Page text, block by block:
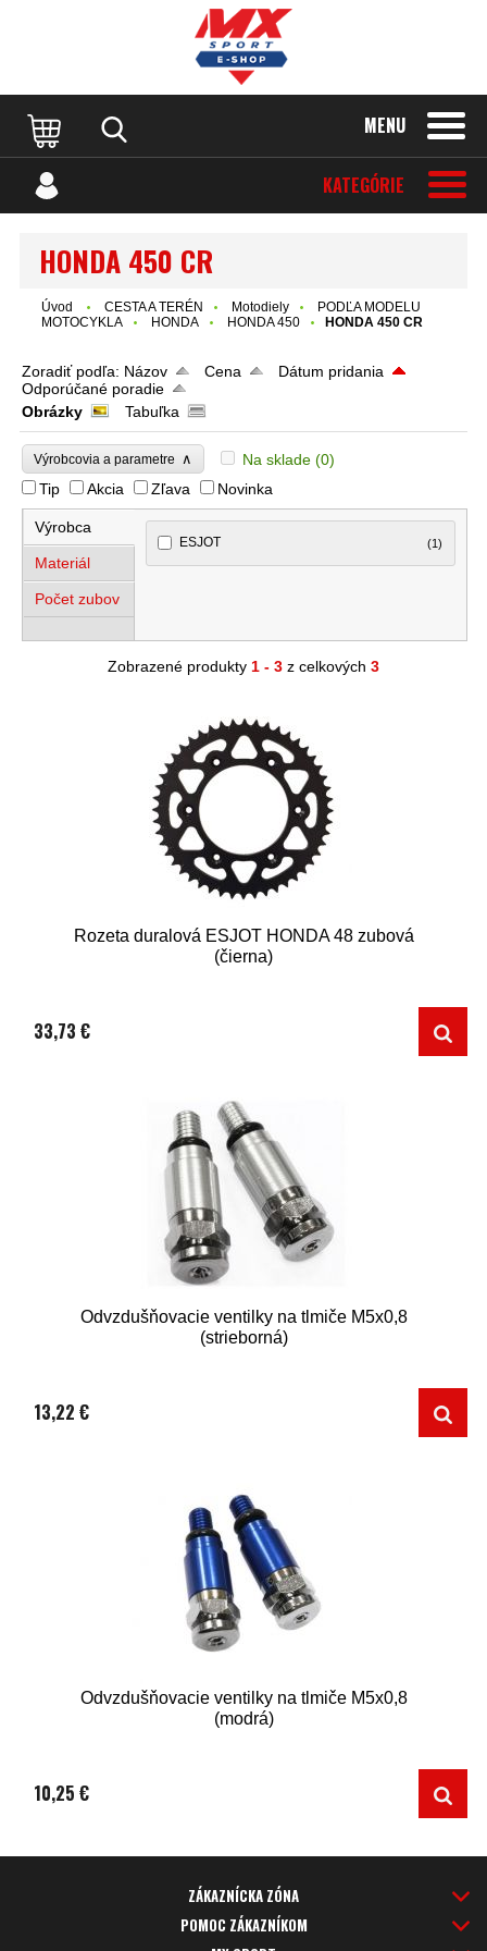
MENU
KATEGÓRIE
HONDA 450 CR
Úvod CESTA A TERÉN Motodiely
PODĽA MODELU
MOTOCYKLA
HONDA HONDA 450 HONDA 450 CR
Zoradiť podľa: Názov Cena
Dátum pridania
Odporúčané poradie
Obrázky
Tabuľka
Výrobcovia a parametre ∧ Na sklade (0)
Tip
Akcia Zľava Novinka
Výrobca
Materiál
Počet zubov
ESJOT (1)
Zobrazené produkty 1 - 3 z celkových 3
Rozeta duralová ESJOT HONDA 48 zubová
(čierna)
33,73 €
Odvzdušňovacie ventilky na tlmiče M5x0,8
(strieborná)
13,22 €
Odvzdušňovacie ventilky na tlmiče M5x0,8
(modrá)
10,25 €
ZÁKAZNÍCKA ZÓNA
POMOC ZÁKAZNÍKOM